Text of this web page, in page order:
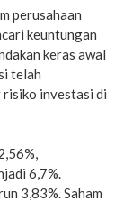
perusahaan
keuntungan
keras awal
telah
risiko investasi di
6,7%.
3,83%. Saham